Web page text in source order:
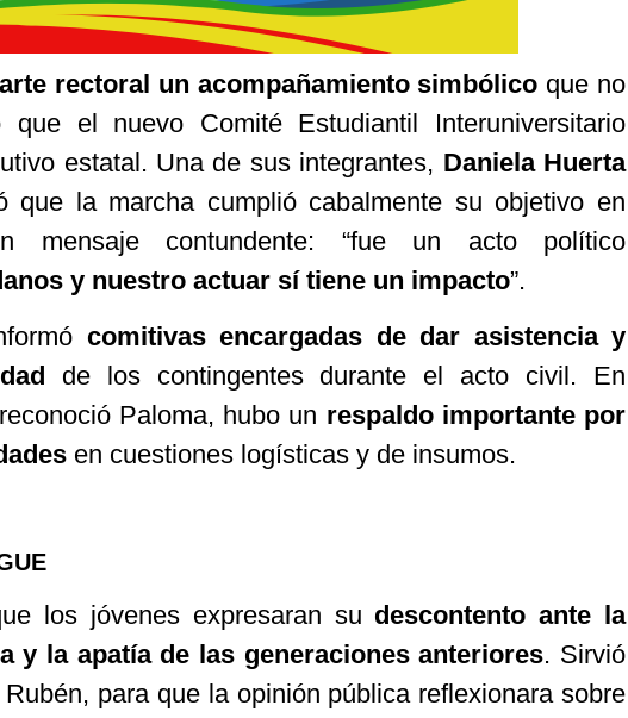
rectoral un acompañamiento simbólico que no
que el nuevo Comité Estudiantil Interuniversitario
estatal. Una de sus integrantes, Daniela Huerta
que la marcha cumplió cabalmente su objetivo en
mensaje contundente: “fue un acto político
y nuestro actuar sí tiene un impacto”.
comitivas encargadas de dar asistencia y
de los contingentes durante el acto civil. En
Paloma, hubo un respaldo importante por
en cuestiones logísticas y de insumos.
los jóvenes expresaran su descontento ante la
y la apatía de las generaciones anteriores. Sirvió
para que la opinión pública reflexionara sobre